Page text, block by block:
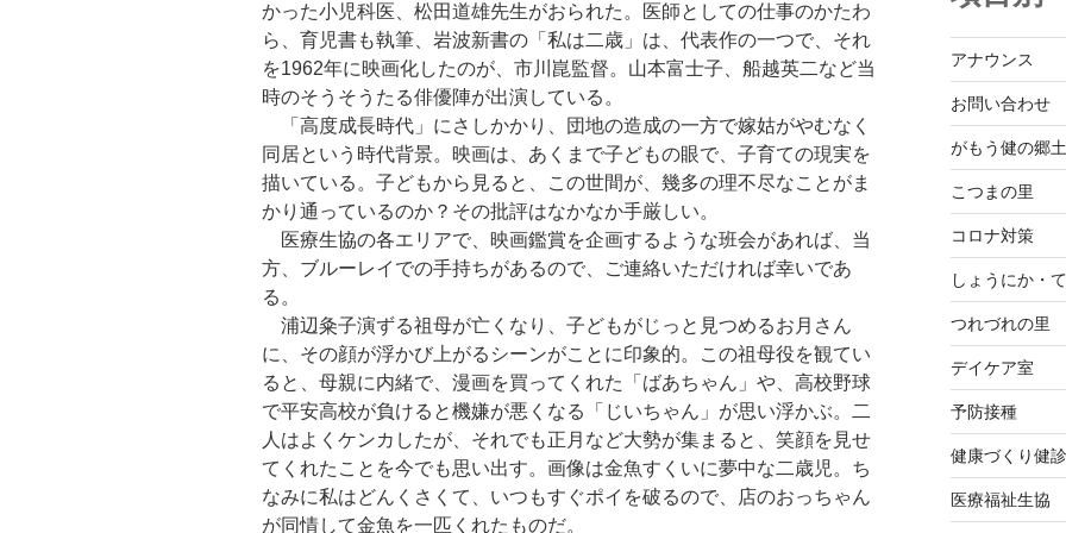
かった小児科医、松田道雄先生がおられた。医師としての仕事のかたわ
ら、育児書も執筆、岩波新書の「私は二歳」は、代表作の一つで、それ
を1962年に映画化したのが、市川崑監督。山本富士子、船越英二など当
時のそうそうたる俳優陣が出演している。
「高度成長時代」にさしかかり、団地の造成の一方で嫁姑がやむなく
同居という時代背景。映画は、あくまで子どもの眼で、子育ての現実を
描いている。子どもから見ると、この世間が、幾多の理不尽なことがま
かり通っているのか？その批評はなかなか手厳しい。
医療生協の各エリアで、映画鑑賞を企画するような班会があれば、当
方、ブルーレイでの手持ちがあるので、ご連絡いただければ幸いであ
る。
浦辺粂子演ずる祖母が亡くなり、子どもがじっと見つめるお月さん
に、その顔が浮かび上がるシーンがことに印象的。この祖母役を観てい
ると、母親に内緒で、漫画を買ってくれた「ばあちゃん」や、高校野球
で平安高校が負けると機嫌が悪くなる「じいちゃん」が思い浮かぶ。二
人はよくケンカしたが、それでも正月など大勢が集まると、笑顔を見せ
てくれたことを今でも思い出す。画像は金魚すくいに夢中な二歳児。ち
なみに私はどんくさくて、いつもすぐポイを破るので、店のおっちゃん
が同情して金魚を一匹くれたものだ。
アナウンス
お問い合わせ
がもう健の郷
こつまの里
コロナ対策
しょうにか・
つれづれの里
デイケア室
予防接種
健康づくり健診
医療福祉生協